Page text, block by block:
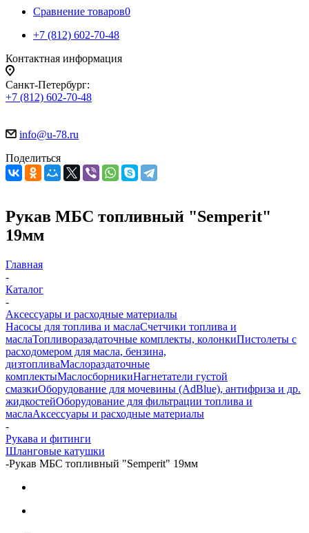
Сравнение товаров0
+7 (812) 602-70-48
Контактная информация
Санкт-Петербург:
+7 (812) 602-70-48
info@u-78.ru
Поделиться
Рукав МБС топливный "Semperit"
19мм
Главная
-
Каталог
-
Аксессуары и расходные материалы
Насосы для топлива и маслаСчетчики топлива и
маслаТопливоразадаточные комплекты, колонкиПистолеты с
расходомером для масла, бензина,
дизтопливаМаслораздаточные
комплектыМаслосборникиНагнетатели густой
смазкиОборудование для мочевины (AdBlue), антифриза и др.
жидкостейОборудование для фильтрации топлива и
маслаАксессуары и расходные материалы
-
Рукава и фитинги
Шланговые катушки
-Рукав МБС топливный "Semperit" 19мм